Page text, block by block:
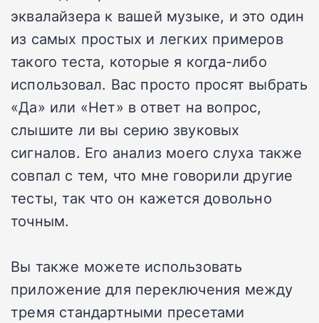
эквалайзера к вашей музыке, и это один
из самых простых и легких примеров
такого теста, которые я когда-либо
использовал. Вас просто просят выбрать
«Да» или «Нет» в ответ на вопрос,
слышите ли вы серию звуковых
сигналов. Его анализ моего слуха также
совпал с тем, что мне говорили другие
тесты, так что он кажется довольно
точным.
Вы также можете использовать
приложение для переключения между
тремя стандартными пресетами